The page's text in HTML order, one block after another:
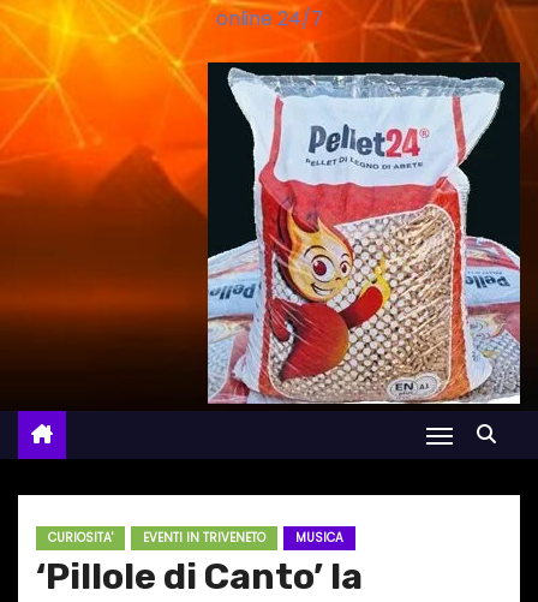
online 24/7
CURIOSITA' EVENTI IN TRIVENETO MUSICA
‘Pillole di Canto’ la